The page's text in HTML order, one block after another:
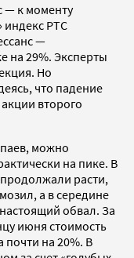
— к моменту
индекс РТС
—
на 29%. Эксперты
Но
что падение
второго
можно
на пике. В
расти,
а в середине
обвал. За
июня стоимость
на 20%. В